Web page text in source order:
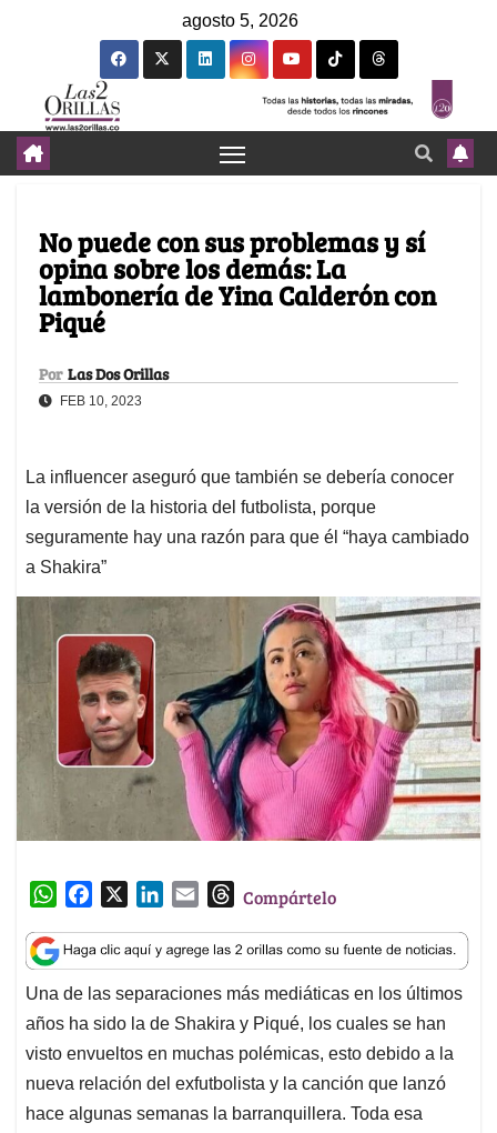
agosto 5, 2026
No puede con sus problemas y sí
opina sobre los demás: La
lambonería de Yina Calderón con
Piqué
Por Las Dos Orillas
FEB 10, 2023
La influencer aseguró que también se debería conocer
la versión de la historia del futbolista, porque
seguramente hay una razón para que él “haya cambiado
a Shakira”
W
a
t
s
A
p
p
c
e
b
o
o
k
n
k
e
d
I
n
a
i
l
T
r
e
a
d
s
Compártelo
Una de las separaciones más mediáticas en los últimos
años ha sido la de Shakira y Piqué, los cuales se han
visto envueltos en muchas polémicas, esto debido a la
nueva relación del exfutbolista y la canción que lanzó
hace algunas semanas la barranquillera. Toda esa